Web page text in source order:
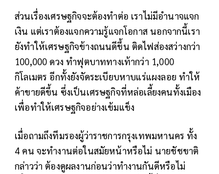
ส่วนเรื่องเศรษฐกิจจะต้องทำต่อ เราไม่มีอำนาจแจก
เงิน แต่เราต้องแจกความรู้แจกโอกาส นอกจากนี้เรา
ยังทำให้เศรษฐกิจข้างถนนดีขึ้น ติดไฟส่องสว่างกว่า
100,000 ดวง ทำฟุตบาททางเท้ากว่า 1,000
กิโลเมตร อีกทั้งยังจัดระเบียบหาบแร่แผงลอย ทำให้
ค้าขายดีขึ้น ซึ่งเป็นเศรษฐกิจที่หล่อเลี้ยงคนทั้งเมือง
เพื่อทำให้เศรษฐกิจอย่างเข้มแข็ง
เมื่อถามถึงทีมรองผู้ว่าราชการกรุงเทพมหานคร ทั้ง
4 คน จะทำงานต่อในสมัยหน้าหรือไม่ นายชัชขาติ
กล่าวว่า ต้องดูผลงานก่อนว่าทำงานกันดีหรือไม่